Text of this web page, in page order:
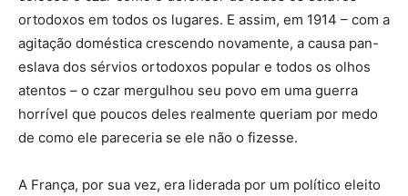
ortodoxos em todos os lugares. E assim, em 1914 – com a
agitação doméstica crescendo novamente, a causa pan-
eslava dos sérvios ortodoxos popular e todos os olhos
atentos – o czar mergulhou seu povo em uma guerra
horrível que poucos deles realmente queriam por medo
de como ele pareceria se ele não o fizesse.
A França, por sua vez, era liderada por um político eleito